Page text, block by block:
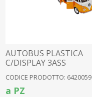
AUTOBUS PLASTICA
C/DISPLAY 3ASS
CODICE PRODOTTO: 6420059
a PZ